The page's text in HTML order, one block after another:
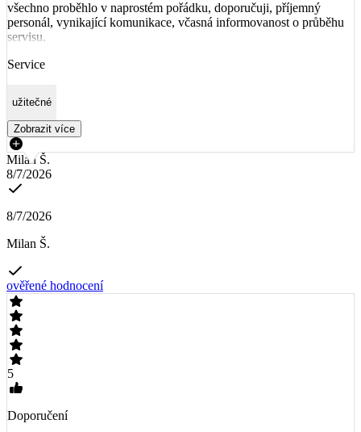
všechno proběhlo v naprostém pořádku, doporučuji, příjemný
personál, vynikající komunikace, včasná informovanost o průběhu
servisu.
Service
užitečné
Zobrazit více
Milan Š.
8/7/2026
8/7/2026
Milan Š.
ověřené hodnocení
5
Doporučení